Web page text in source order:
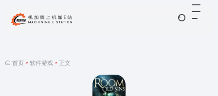
首页 • 软件游戏 • 正文